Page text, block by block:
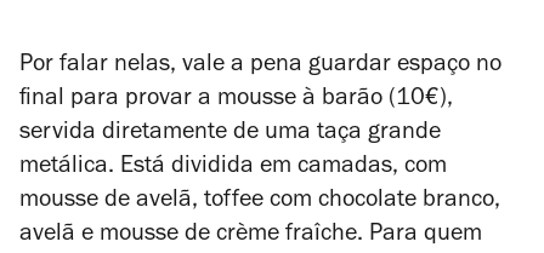
Por falar nelas, vale a pena guardar espaço no
final para provar a mousse à barão (10€),
servida diretamente de uma taça grande
metálica. Está dividida em camadas, com
mousse de avelã, toffee com chocolate branco,
avelã e mousse de crème fraîche. Para quem